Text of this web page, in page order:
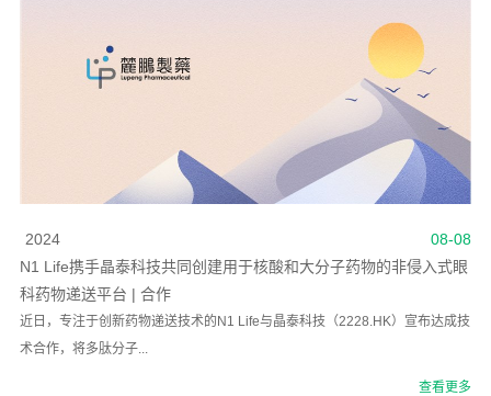
08-08
2024
N1 Life携手晶泰科技共同创建用于核酸和大分子药物的非侵入式眼
科药物递送平台 | 合作
近日，专注于创新药物递送技术的N1 Life与晶泰科技（2228.HK）宣布达成技
术合作，将多肽分子...
查看更多